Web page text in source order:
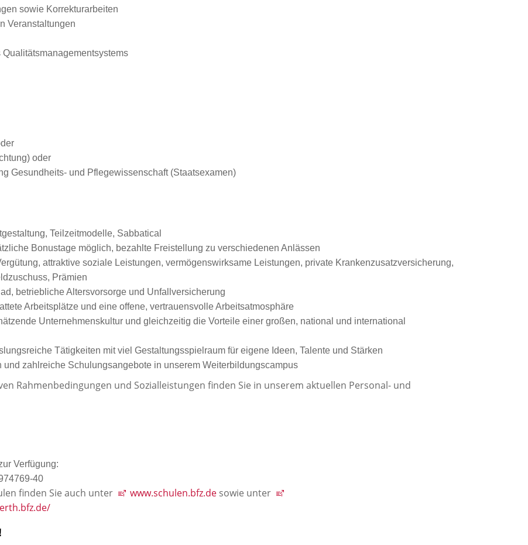
sowie Korrekturarbeiten
Veranstaltungen
oder
Gesundheits- und Pflegewissenschaft (Staatsexamen)
Teilzeitmodelle, Sabbatical
Bonustage möglich, bezahlte Freistellung zu verschiedenen Anlässen
attraktive soziale Leistungen, vermögenswirksame Leistungen, private Krankenzusatzversicherung,
Prämien
betriebliche Altersvorsorge und Unfallversicherung
Arbeitsplätze und eine offene, vertrauensvolle Arbeitsatmosphäre
Unternehmenskultur und gleichzeitig die Vorteile einer großen, national und international
Tätigkeiten mit viel Gestaltungsspielraum für eigene Ideen, Talente und Stärken
zahlreiche Schulungsangebote in unserem Weiterbildungscampus
Rahmenbedingungen und Sozialleistungen finden Sie in unserem aktuellen Personal- und
Verfügung:
40
finden Sie auch unter www.schulen.bfz.de sowie unter